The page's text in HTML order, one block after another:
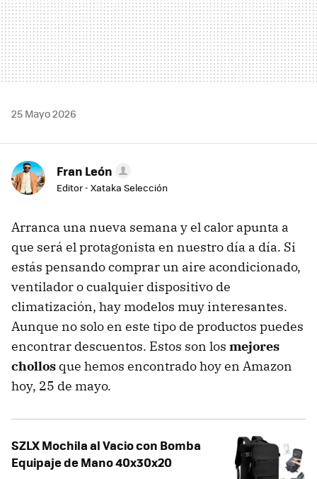
25 Mayo 2026
Fran León
Editor - Xataka Selección
Arranca una nueva semana y el calor apunta a
que será el protagonista en nuestro día a día. Si
estás pensando comprar un aire acondicionado,
ventilador o cualquier dispositivo de
climatización, hay modelos muy interesantes.
Aunque no solo en este tipo de productos puedes
encontrar descuentos. Estos son los mejores
chollos que hemos encontrado hoy en Amazon
hoy, 25 de mayo.
SZLX Mochila al Vacio con Bomba
Equipaje de Mano 40x30x20